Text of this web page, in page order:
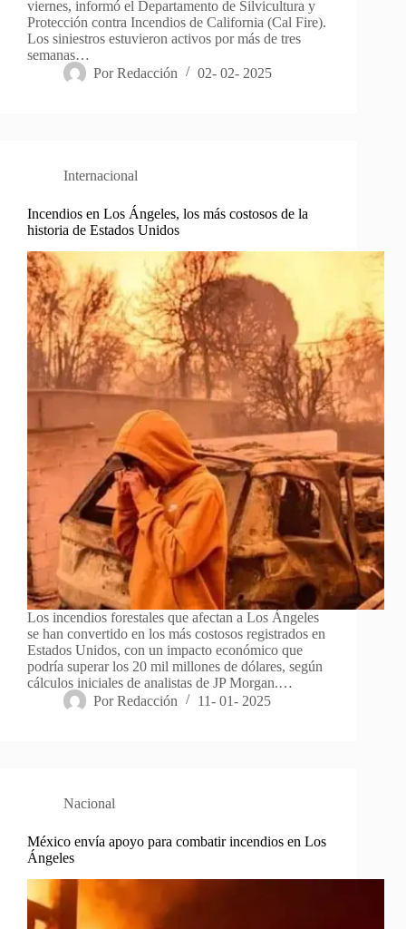
viernes, informó el Departamento de Silvicultura y
Protección contra Incendios de California (Cal Fire).
Los siniestros estuvieron activos por más de tres
semanas…
Por Redacción 02- 02- 2025
Internacional
Incendios en Los Ángeles, los más costosos de la
historia de Estados Unidos
Los incendios forestales que afectan a Los Ángeles
se han convertido en los más costosos registrados en
Estados Unidos, con un impacto económico que
podría superar los 20 mil millones de dólares, según
cálculos iniciales de analistas de JP Morgan.…
Por Redacción 11- 01- 2025
Nacional
México envía apoyo para combatir incendios en Los
Ángeles